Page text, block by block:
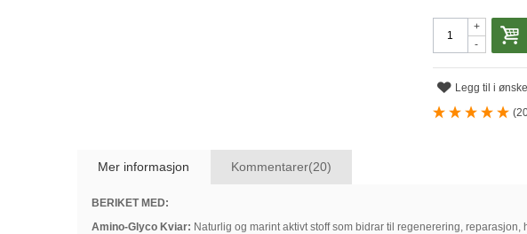
-
+
Legg til i
(
Mer informasjon Kommentarer(20)
BERIKET MED:
Amino-Glyco Kviar: Naturlig og marint aktivt stoff som bidrar til regenerering,